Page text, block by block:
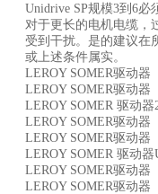
Unidrive SP规模3到 6必
对于更长的电机电缆，
受到干扰。是的建议在
或上述条件属实。
LEROY SOMER驱动器
LEROY SOMER驱动器
LEROY SOMER 驱动器
LEROY SOMER驱动器
LEROY SOMER驱动器
LEROY SOMER 驱动器
LEROY SOMER驱动器
LEROY SOMER驱动器